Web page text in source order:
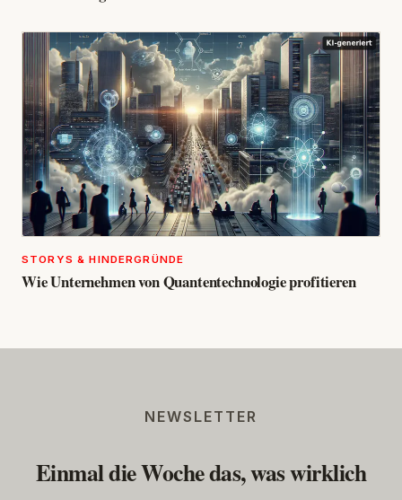
STORYS & HINDERGRÜNDE
Wie Unternehmen von Quantentechnologie profitieren
NEWSLETTER
Einmal die Woche das, was wirklich